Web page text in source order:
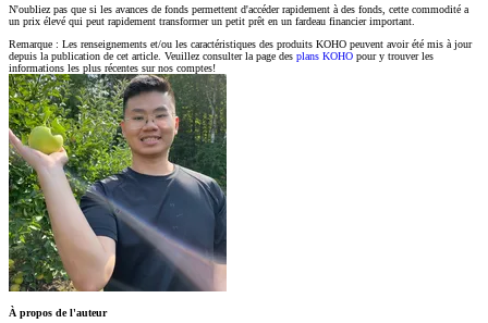
N'oubliez pas que si les avances de fonds permettent d'accéder rapidement à des fonds, cette commodité a
un prix élevé qui peut rapidement transformer un petit prêt en un fardeau financier important.
Remarque : Les renseignements et/ou les caractéristiques des produits KOHO peuvent avoir été mis à jour
depuis la publication de cet article. Veuillez consulter la page des plans KOHO pour y trouver les
informations les plus récentes sur nos comptes!
À propos de l'auteur